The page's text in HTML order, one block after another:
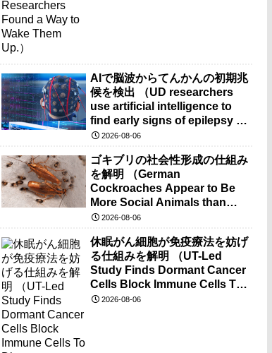
AIで脳波からてんかんの初期兆
候を検出 （UD researchers
use artificial intelligence to
find early signs of epilepsy in
brain-wave recordings）
2026-08-06
ゴキブリの社会性形成の仕組み
を解明 （German
Cockroaches Appear to Be
More Social Animals than
Previously Thought）
2026-08-06
休眠がん細胞が免疫療法を妨げ
る仕組みを解明 （UT-Led
Study Finds Dormant Cancer
Cells Block Immune Cells To
Disarm Immunotherapy）
2026-08-06